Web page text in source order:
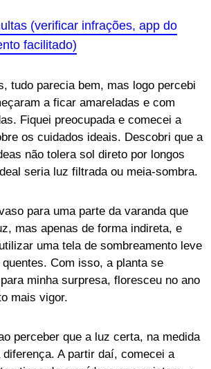
(verificar infrações, app do
facilitado)
tudo parecia bem, mas logo percebi
a ficar amareladas e com
Fiquei preocupada e comecei a
os cuidados ideais. Descobri que a
não tolera sol direto por longos
seria luz filtrada ou meia-sombra.
para uma parte da varanda que
mas apenas de forma indireta, e
uma tela de sombreamento leve
Com isso, a planta se
minha surpresa, floresceu no ano
mais vigor.
perceber que a luz certa, na medida
A partir daí, comecei a